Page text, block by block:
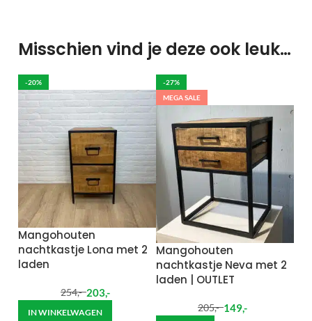
Misschien vind je deze ook leuk…
-20%
Mangohouten
nachtkastje Lona met 2
laden
254,- 203,-
IN WINKELWAGEN
-27%
MEGA SALE
Mangohouten
nachtkastje Neva met 2
laden | OUTLET
205,- 149,-